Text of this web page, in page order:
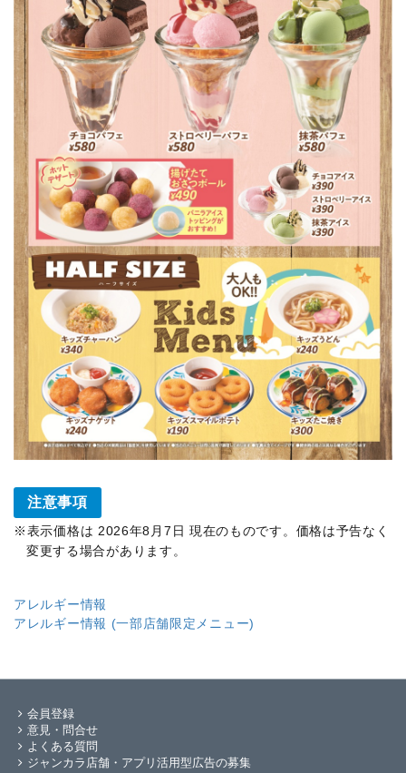
注意事項
表示価格は 2026年8月7日 現在のものです。価格は予告なく
変更する場合があります。
アレルギー情報
アレルギー情報 (一部店舗限定メニュー)
会員登録
意見・問合せ
よくある質問
ジャンカラ店舗・アプリ活用型広告の募集